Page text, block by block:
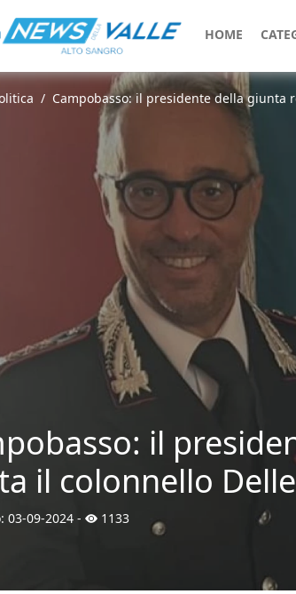
HOME
Campobasso: il presidente della giunta
il
il colonnello
03-09-2024 - 1133